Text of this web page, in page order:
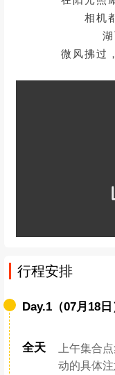
抬头
在阳光照
相机
微风拂过
行程安排